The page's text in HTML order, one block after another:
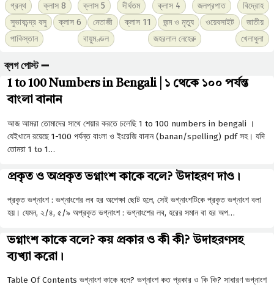
গ্রন্থ
ক্লাস 8 ক্লাস 5 দীর্ঘতম ক্লাস 4 জলপ্রপাত
বিদ্রোহ
সুভাষচন্দ্র বসু
ক্লাস 6 নেতাজী ক্লাস 11 জন্ম ও মৃত্যু ওয়েবসাইট
জাতীয়
পাকিস্তান
বায়ুমণ্ডল জহরলাল নেহেরু খেলাধুলা
ব্লগ পোস্ট ➖
1 to 100 Numbers in Bengali | ১ থেকে ১০০ পর্যন্ত
বাংলা বানান
আজ আমরা তোমাদের সাথে শেয়ার করতে চলেছি 1 to 100 numbers in bengali ।
যেইখানে রয়েছে 1-100 পর্যন্ত বাংলা ও ইংরেজি বানান (banan/spelling) pdf সহ। যদি
তোমরা 1 to 1…
প্রকৃত ও অপ্রকৃত ভগ্নাংশ কাকে বলে? উদাহরণ দাও।
প্রকৃত ভগ্নাংশ : ভগ্নাংশের লব হর অপেক্ষা ছােট হলে, সেই ভগ্নাংশটিকে প্রকৃত ভগ্নাংশ বলা
হয়। যেমন, ২/৪, ৫/৯ অপ্রকৃত ভগ্নাংশ : ভগ্নাংশের লব, হরের সমান বা হর অপ…
ভগ্নাংশ কাকে বলে? কয় প্রকার ও কী কী? উদাহরণসহ
ব্যখ্যা করো।
Table Of Contents ভগ্নাংশ কাকে বলে? ভগ্নাংশ কত প্রকার ও কি কি? সাধারণ ভগ্নাংশ